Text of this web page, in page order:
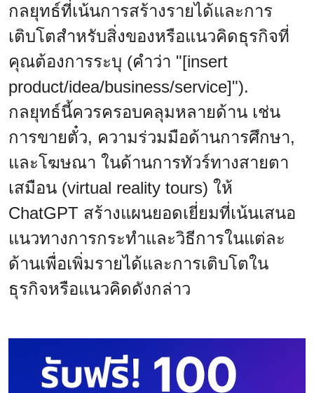
กลยุทธ์ที่เน้นการสร้างรายได้และการ
เติบโตสำหรับสิ่งของหรือแนวคิดธุรกิจที่
คุณต้องการระบุ (คำว่า "[insert
product/idea/business/service]").
กลยุทธ์นี้ควรครอบคลุมหลายด้าน เช่น
การขายตั๋ว, ความร่วมมือด้านการศึกษา,
และโฆษณา ในด้านการทัวร์ทางสายตา
เสมือน (virtual reality tours) ให้
ChatGPT สร้างแผนยอดเยี่ยมที่เน้นเสนอ
แนวทางการกระทำและวิธีการในแต่ละ
ด้านเพื่อเพิ่มรายได้และการเติบโตใน
ธุรกิจหรือแนวคิดดังกล่าว